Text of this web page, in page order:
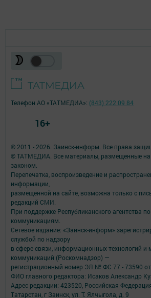
© 2011 - 2026. Заинск-информ. Все права
© ТАТМЕДИА. Все материалы, размещенные
законом.
Перепечатка, воспроизведение и
информации,
размещенной на сайте, возможна только с
редакций СМИ.
При поддержке Республиканского агентства
коммуникациям.
Сетевое издание: «Заинск-информ»
службой по надзору
в сфере связи, информационных технологий и
коммуникаций (Роскомнадзор) —
регистрационный номер ЭЛ № ФС 77 - 73590
ФИО главного редактора: Исаков Александр
Адрес редакции: 423520, Российская
Татарстан, г Заинск, ул. Т. Ялчыгола, д. 9
Телефон АО «ТАТМЕДИА»: (843) 222 09 84
16+